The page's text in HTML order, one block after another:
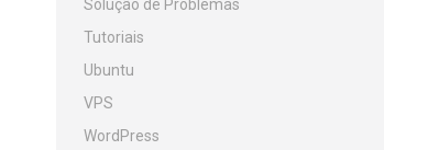
Solução de Problemas
Tutoriais
Ubuntu
VPS
WordPress